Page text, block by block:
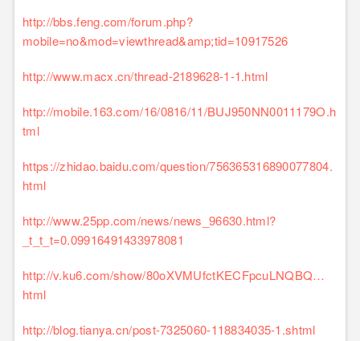
http://bbs.feng.com/forum.php?
mobile=no&mod=viewthread&amp;tid=10917526
http://www.macx.cn/thread-2189628-1-1.html
http://mobile.163.com/16/0816/11/BUJ950NN0011179O.h
tml
https://zhidao.baidu.com/question/756365316890077804.
html
http://www.25pp.com/news/news_96630.html?
_t_t_t=0.09916491433978081
http://v.ku6.com/show/80oXVMUfctKECFpcuLNQBQ…
html
http://blog.tianya.cn/post-7325060-118834035-1.shtml